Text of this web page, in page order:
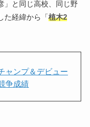
」と同じ高校、同じ野
た経緯から「植木2
ャンプ＆デビュー
争成績